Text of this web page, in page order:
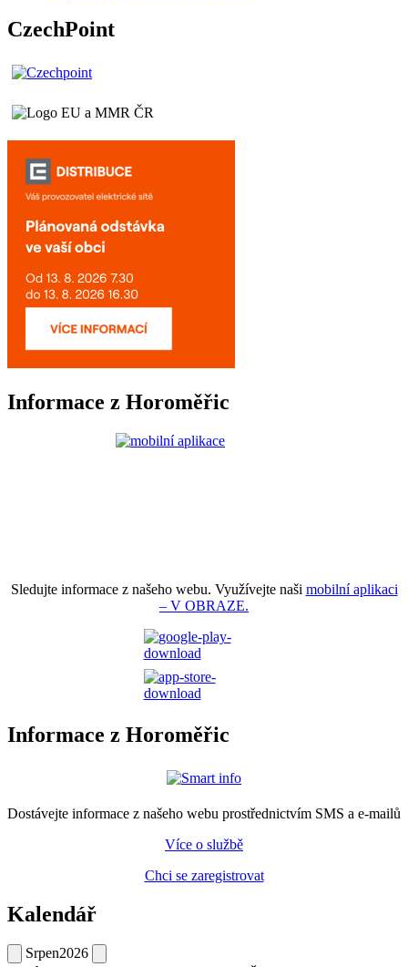
CzechPoint
Informace z Horoměřic
Sledujte informace z našeho webu. Využívejte naši mobilní aplikaci
– V OBRAZE.
Informace z Horoměřic
Dostávejte informace z našeho webu prostřednictvím SMS a e-mailů
Více o službě
Chci se zaregistrovat
Kalendář
Srpen2026